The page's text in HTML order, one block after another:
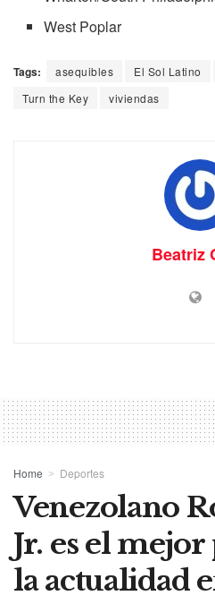
West Poplar
Tags: asequibles El Sol Latino
Turn the Key
viviendas
Beatriz
Home Deportes
Venezolano
Jr. es el
la actualidad